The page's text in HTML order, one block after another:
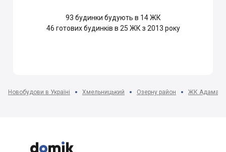
93 будинки будують в 14 ЖК
46 готових будинків в 25 ЖК з 2013 року
Новобудови в Україні Хмельницький Озерну район ЖК Адамант


